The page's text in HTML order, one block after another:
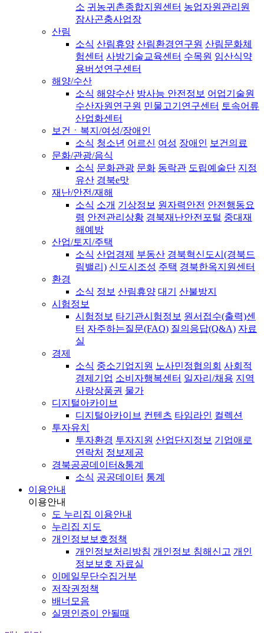
소 귀농귀촌종합지원센터 농업자원관리원
잠사곤충사업장
산림
소식 산림휴양 산림환경연구원 산림문화체
험센터 사방기술교육센터 수목원 임산식약
용버섯연구센터
해양/수산
소식 해양수산 방사능 안전정보 어업기술원
수산자원연구원 민물고기연구센터 토속어류
산업화센터
보건ㆍ복지/여성/장애인
소식 청소년 어르신 여성 장애인 보건의료
문화/관광/음식
소식 문화관광 문화 동락관 도립예술단 지정
유산 경북e맛
재난/안전/재해
소식 소개 기상정보 원자력안전 안전행동요
령 안전관리상황 경북재난안전포털 중대재
해예방
산업/토지/주택
소식 산업경제 부동산 경북혁신도시(경북드
림밸리) 신도시조성 주택 경북한옥지원센터
환경
소식 정보 산림휴양 대기
산불방지
시험정보
시험정보 타기관시험정보 원서접수(출력)센
터 자주하는질문(FAQ) 질의응답(Q&A) 자료
실
경제
소식 중소기업지원 노사민정협의회 사회적
경제기업 소비자행복센터 일자리/채용 지역
사랑상품권 물가
디지털아카이브
디지털아카이브 컨텐츠 타임라인 컬렉션
투자유치
투자환경 투자지원 산업단지정보 기업애로
연락처 정보제공
경북공공데이터&통계
소식 공공데이터 통계
이용안내
이용안내
도 누리집 이용안내
누리집 지도
개인정보보호정책
개인정보처리방침 개인정보 침해신고 개인
정보보호 자료실
이메일무단수집거부
저작권정책
배너모음
실명인증이 안될때